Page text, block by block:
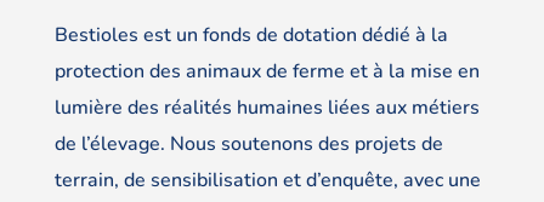
Bestioles est un fonds de dotation dédié à la
protection des animaux de ferme et à la mise en
lumière des réalités humaines liées aux métiers
de l’élevage. Nous soutenons des projets de
terrain, de sensibilisation et d’enquête, avec une